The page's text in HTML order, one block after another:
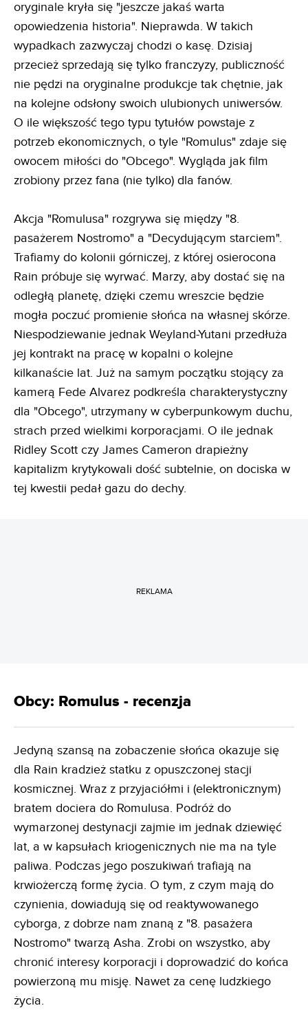
oryginale kryła się "jeszcze jakaś warta
opowiedzenia historia". Nieprawda. W takich
wypadkach zazwyczaj chodzi o kasę. Dzisiaj
przecież sprzedają się tylko franczyzy, publiczność
nie pędzi na oryginalne produkcje tak chętnie, jak
na kolejne odsłony swoich ulubionych uniwersów.
O ile większość tego typu tytułów powstaje z
potrzeb ekonomicznych, o tyle "Romulus" zdaje się
owocem miłości do "Obcego". Wygląda jak film
zrobiony przez fana (nie tylko) dla fanów.
Akcja "Romulusa" rozgrywa się między "8.
pasażerem Nostromo" a "Decydującym starciem".
Trafiamy do kolonii górniczej, z której osierocona
Rain próbuje się wyrwać. Marzy, aby dostać się na
odległą planetę, dzięki czemu wreszcie będzie
mogła poczuć promienie słońca na własnej skórze.
Niespodziewanie jednak Weyland-Yutani przedłuża
jej kontrakt na pracę w kopalni o kolejne
kilkanaście lat. Już na samym początku stojący za
kamerą Fede Alvarez podkreśla charakterystyczny
dla "Obcego", utrzymany w cyberpunkowym duchu,
strach przed wielkimi korporacjami. O ile jednak
Ridley Scott czy James Cameron drapieżny
kapitalizm krytykowali dość subtelnie, on dociska w
tej kwestii pedał gazu do dechy.
REKLAMA
Obcy: Romulus - recenzja
Jedyną szansą na zobaczenie słońca okazuje się
dla Rain kradzież statku z opuszczonej stacji
kosmicznej. Wraz z przyjaciółmi i (elektronicznym)
bratem dociera do Romulusa. Podróż do
wymarzonej destynacji zajmie im jednak dziewięć
lat, a w kapsułach kriogenicznych nie ma na tyle
paliwa. Podczas jego poszukiwań trafiają na
krwiożerczą formę życia. O tym, z czym mają do
czynienia, dowiadują się od reaktywowanego
cyborga, z dobrze nam znaną z "8. pasażera
Nostromo" twarzą Asha. Zrobi on wszystko, aby
chronić interesy korporacji i doprowadzić do końca
powierzoną mu misję. Nawet za cenę ludzkiego
życia.